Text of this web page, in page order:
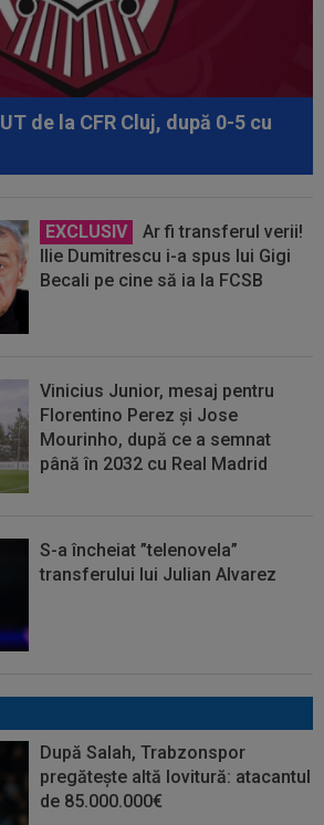
de la CFR Cluj, după 0-5 cu
EXCLUSIV
Ar fi transferul verii!
Ilie Dumitrescu i-a spus lui Gigi
Becali pe cine să ia la FCSB
Vinicius Junior, mesaj pentru
Florentino Perez și Jose
Mourinho, după ce a semnat
până în 2032 cu Real Madrid
S-a încheiat ”telenovela”
transferului lui Julian Alvarez
După Salah, Trabzonspor
pregătește altă lovitură: atacantul
de 85.000.000€